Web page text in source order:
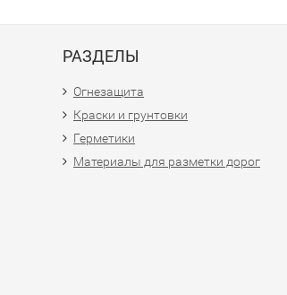
РАЗДЕЛЫ
Огнезащита
Краски и грунтовки
Герметики
Материалы для разметки дорог